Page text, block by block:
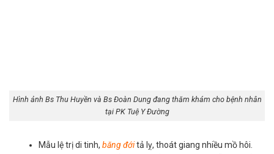
Hình ảnh Bs Thu Huyền và Bs Đoàn Dung đang thăm khám cho bệnh nhân
tại PK Tuệ Y Đường
Mẫu lệ trị di tinh,băng đớitả lỵ, thoát giang nhiều mồ hôi.